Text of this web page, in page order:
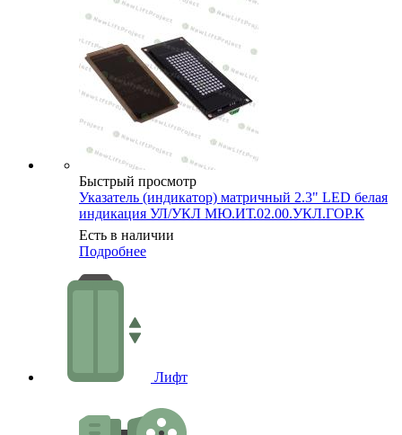
Быстрый просмотр
Указатель (индикатор) матричный 2.3" LED белая
индикация УЛ/УКЛ МЮ.ИТ.02.00.УКЛ.ГОР.К
Есть в наличии
Подробнее
Лифт